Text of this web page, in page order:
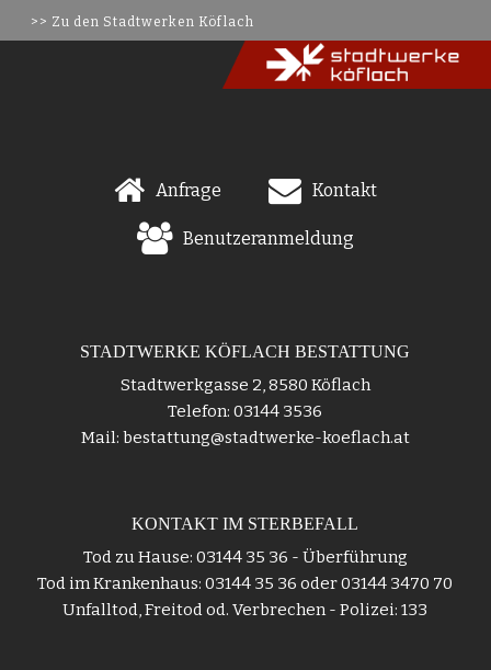
>> Zu den Stadtwerken Köflach
Anfrage Kontakt
Benutzeranmeldung
STADTWERKE KÖFLACH BESTATTUNG
Stadtwerkgasse 2, 8580 Köflach
Telefon: 03144 3536
Mail: bestattung@stadtwerke-koeflach.at
KONTAKT IM STERBEFALL
Tod zu Hause: 03144 35 36 - Überführung
Tod im Krankenhaus: 03144 35 36 oder 03144 3470 70
Unfalltod, Freitod od. Verbrechen - Polizei: 133